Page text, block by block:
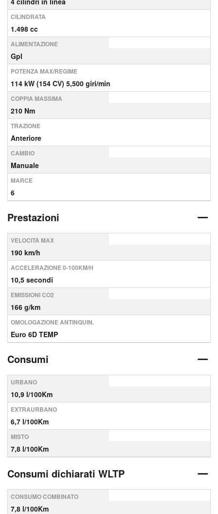
CILINDRATA
1.498 cc
ALIMENTAZIONE
Gpl
POTENZA MAX/REGIME
114 kW (154 CV) 5,500 giri/min
COPPIA MASSIMA
210 Nm
TRAZIONE
Anteriore
CAMBIO
Manuale
MARCE
6
Prestazioni
VELOCITÀ MAX
190 km/h
ACCELERAZIONE 0-100KM/H
10,5 secondi
EMISSIONI CO2
166 g/km
OMOLOGAZIONE ANTINQUIN.
Euro 6D TEMP
Consumi
URBANO
10,9 l/100Km
EXTRAURBANO
6,7 l/100Km
MISTO
7,8 l/100Km
Consumi dichiarati WLTP
CONSUMO COMBINATO
7,8 l/100Km